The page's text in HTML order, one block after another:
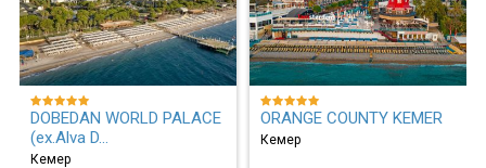
DOBEDAN WORLD PALACE
(ex.Alva D...
Кемер
ORANGE COUNTY KEMER
Кемер